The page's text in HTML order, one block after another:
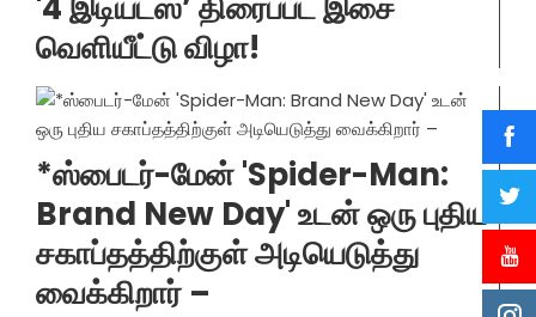
வெளியீட்டு விழா!
*ஸ்பைடர்-மேன் 'Spider-Man:
Brand New Day' உடன் ஒரு புதிய
சகாப்தத்திற்குள் அடியெடுத்து
வைக்கிறார் –